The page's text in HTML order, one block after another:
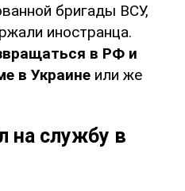
бригады ВСУ,
иностранца.
в РФ и
в Украине или же
на службу в